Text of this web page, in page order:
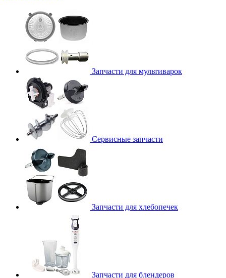
Запчасти для мультиварок
Сервисные запчасти
Запчасти для хлебопечек
Запчасти для блендеров